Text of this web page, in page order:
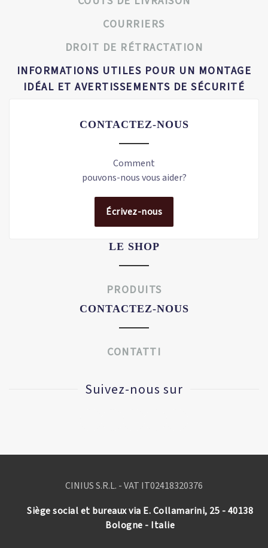
COURRIERS
DROIT DE RÉTRACTATION
INFORMATIONS UTILES POUR UN MONTAGE
IDÉAL ET AVERTISSEMENTS DE SÉCURITÉ
CONTACTEZ-NOUS
Comment
pouvons-nous vous aider?
Écrivez-nous
LE SHOP
PRODUITS
CONTACTEZ-NOUS
CONTATTI
Suivez-nous sur
CINIUS S.R.L. - VAT IT02418320376
Siège social et bureaux via E. Collamarini, 25 - 40138
Bologne - Italie